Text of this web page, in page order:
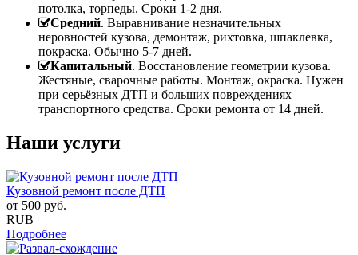
потолка, торпеды. Сроки 1-2 дня.
Средний. Выравнивание незначительных
неровностей кузова, демонтаж, рихтовка, шпаклевка,
покраска. Обычно 5-7 дней.
Капитальный. Восстановление геометрии кузова.
Жестяные, сварочные работы. Монтаж, окраска. Нужен
при серьёзных ДТП и больших повреждениях
транспортного средства. Сроки ремонта от 14 дней.
Наши услуги
Кузовной ремонт после ДТП
от 500 руб.
RUB
Подробнее